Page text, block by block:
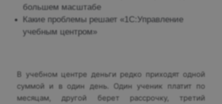
большем масштабе
Какие проблемы решает «1С:Управление
учебным центром»
В учебном центре деньги редко приходят одной
суммой и в один день. Один ученик платит по
месяцам, другой берет рассрочку, третий